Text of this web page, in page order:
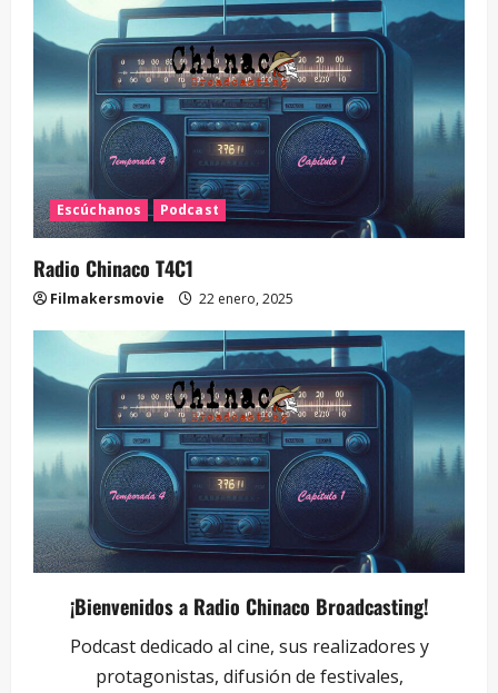
Escúchanos Podcast
Radio Chinaco T4C1
Filmakersmovie 22 enero, 2025
¡Bienvenidos a Radio Chinaco Broadcasting!
Podcast dedicado al cine, sus realizadores y
protagonistas, difusión de festivales,